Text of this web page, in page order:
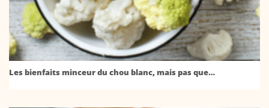
Les bienfaits minceur du chou blanc, mais pas que…